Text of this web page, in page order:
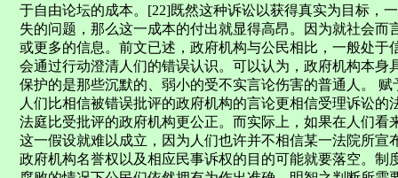
于自由论坛的成本。[22]既然这种诉讼以获得真实为目标，
失的问题，那么这一成本的付出就显得高昂。因为就社会
或更多的信息。前文已述，政府机构与公民相比，一般处
会通过行动澄清人们的错误认识。可以认为，政府机构本
保护的是那些沉默的、弱小的受不实言论伤害的普通人。
人们比相信被错误批评的政府机构的言论更相信受理诉讼
法庭比受批评的政府机构更公正。而实际上，如果在人们
这一假设就难以成立，因为人们也许并不相信某一法院所宣
政府机构名誉权以及相应民事诉权的目的可能就要落空。